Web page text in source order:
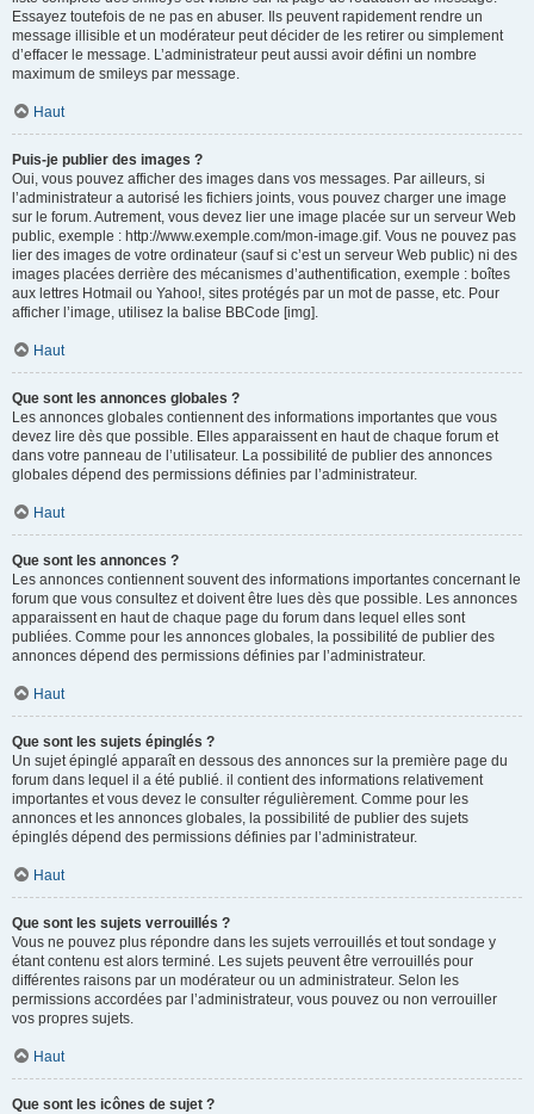
Essayez toutefois de ne pas en abuser. Ils peuvent rapidement rendre un
message illisible et un modérateur peut décider de les retirer ou simplement
d’effacer le message. L’administrateur peut aussi avoir défini un nombre
maximum de smileys par message.
Haut
Puis-je publier des images ?
Oui, vous pouvez afficher des images dans vos messages. Par ailleurs, si
l’administrateur a autorisé les fichiers joints, vous pouvez charger une image
sur le forum. Autrement, vous devez lier une image placée sur un serveur Web
public, exemple : http://www.exemple.com/mon-image.gif. Vous ne pouvez pas
lier des images de votre ordinateur (sauf si c’est un serveur Web public) ni des
images placées derrière des mécanismes d’authentification, exemple : boîtes
aux lettres Hotmail ou Yahoo!, sites protégés par un mot de passe, etc. Pour
afficher l’image, utilisez la balise BBCode [img].
Haut
Que sont les annonces globales ?
Les annonces globales contiennent des informations importantes que vous
devez lire dès que possible. Elles apparaissent en haut de chaque forum et
dans votre panneau de l’utilisateur. La possibilité de publier des annonces
globales dépend des permissions définies par l’administrateur.
Haut
Que sont les annonces ?
Les annonces contiennent souvent des informations importantes concernant le
forum que vous consultez et doivent être lues dès que possible. Les annonces
apparaissent en haut de chaque page du forum dans lequel elles sont
publiées. Comme pour les annonces globales, la possibilité de publier des
annonces dépend des permissions définies par l’administrateur.
Haut
Que sont les sujets épinglés ?
Un sujet épinglé apparaît en dessous des annonces sur la première page du
forum dans lequel il a été publié. il contient des informations relativement
importantes et vous devez le consulter régulièrement. Comme pour les
annonces et les annonces globales, la possibilité de publier des sujets
épinglés dépend des permissions définies par l’administrateur.
Haut
Que sont les sujets verrouillés ?
Vous ne pouvez plus répondre dans les sujets verrouillés et tout sondage y
étant contenu est alors terminé. Les sujets peuvent être verrouillés pour
différentes raisons par un modérateur ou un administrateur. Selon les
permissions accordées par l’administrateur, vous pouvez ou non verrouiller
vos propres sujets.
Haut
Que sont les icônes de sujet ?